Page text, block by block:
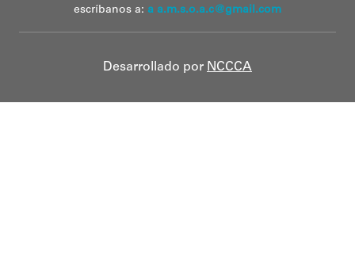
escríbanos a: a a.m.s.o.a.c@gmail.com
Desarrollado por NCCCA